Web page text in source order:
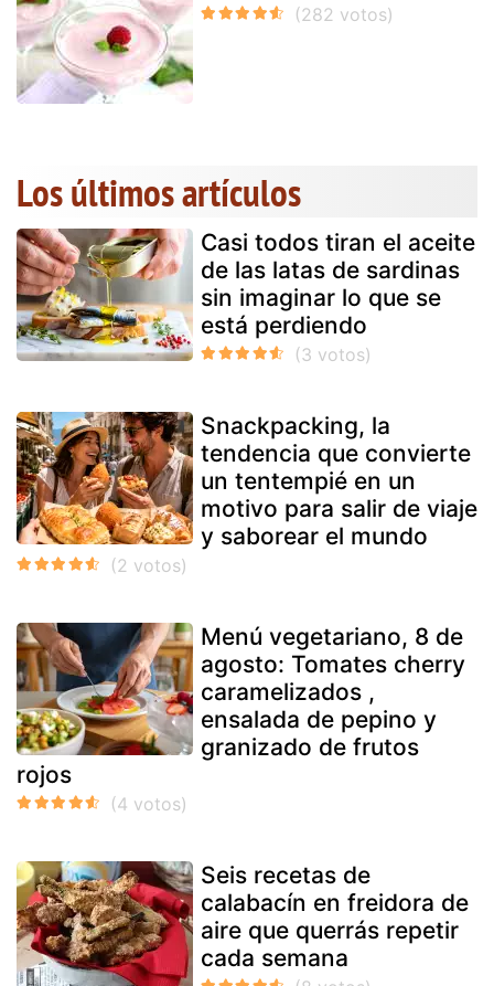
Los últimos artículos
Casi todos tiran el aceite
de las latas de sardinas
sin imaginar lo que se
está perdiendo
Snackpacking, la
tendencia que convierte
un tentempié en un
motivo para salir de viaje
y saborear el mundo
Menú vegetariano, 8 de
agosto: Tomates cherry
caramelizados ,
ensalada de pepino y
granizado de frutos
rojos
Seis recetas de
calabacín en freidora de
aire que querrás repetir
cada semana